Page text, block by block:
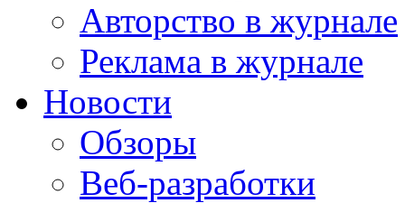
Авторство в журнале
Реклама в журнале
Новости
Обзоры
Веб-разработки